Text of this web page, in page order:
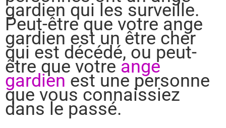
gardien qui les surveille.
Peut-être que votre ange
gardien est un être cher
qui est décédé, ou peut-
être que votre ange
gardien est une personne
que vous connaissiez
dans le passé.